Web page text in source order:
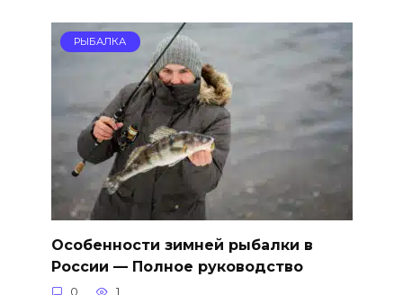
РЫБАЛКА
Особенности зимней рыбалки в
России — Полное руководство
0 1